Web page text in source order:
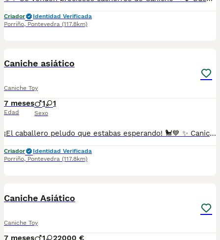
Criador
Identidad Verificada
Porriño, Pontevedra (117.8km)
Caniche asiático
Caniche Toy
7 meses
Edad
1 1
Sexo
¡El caballero peludo que estabas esperando! 🐩💙 ✨ Caniche macho — elegancia, energía y amor en un solo corazón ✨ Este encantador caniche macho de tamaño estándar está buscando un hogar donde compartir su lealtad, alegría y ternura sin límites. Con su pelaje esponjoso y su carácter encantador, será el compañero perfecto para cualquier aventura. Características: 🐾 Alegre, activo y siempre listo para jugar. 🐾 Inteligente y obediente, fácil de entrenar y muy receptivo. 🐾 Amoroso y fiel, ¡te seguirá a donde vayas! 🐾 Ideal para hogares con niños o mascotas, gracias a su carácter sociable. Este príncipe de cuatro patas está listo para robarte el corazón y convertirse en parte de tu historia. 🐶💙 Galicia, Madrid, Valencia, Barcelona, Sevilla, Almería, Pamplona. 687482079
Criador
Identidad Verificada
Porriño, Pontevedra (117.8km)
Caniche Asiático
Caniche Toy
7 meses 1 22000 €